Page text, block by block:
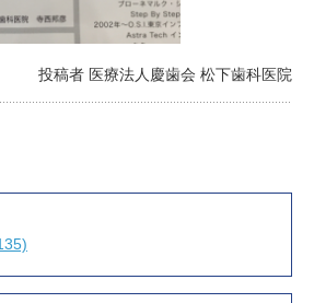
投稿者 医療法人慶歯会 松下歯科医院